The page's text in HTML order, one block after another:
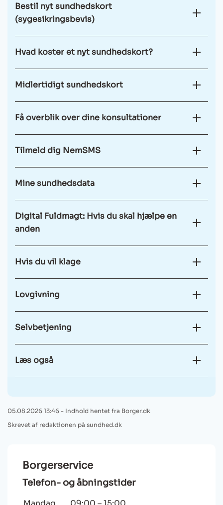
Bestil nyt sundhedskort
(sygesikringsbevis)
Hvad koster et nyt sundhedskort?
Midlertidigt sundhedskort
Få overblik over dine konsultationer
Tilmeld dig NemSMS
Mine sundhedsdata
Digital Fuldmagt: Hvis du skal hjælpe en
anden
Hvis du vil klage
Lovgivning
Selvbetjening
Læs også
05.08.2026 13:46 - Indhold hentet fra Borger.dk
Skrevet af redaktionen på sundhed.dk
Borgerservice
Telefon- og åbningstider